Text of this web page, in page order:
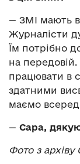
— ЗМІ мають
Журналісти
Їм потрібно
на
працювати в
здатними
маємо
— Сара,
Фото з